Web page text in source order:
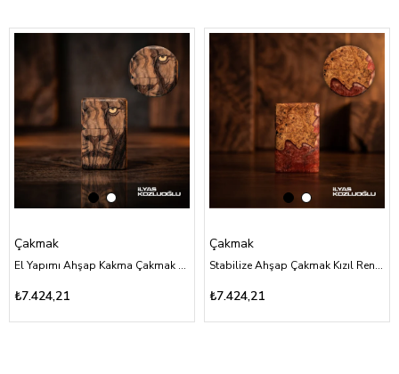
Çakmak
El Yapımı Ahşap Kakma Çakmak Aslan Figürlü Özel Tasarım
₺7.424,21
Çakmak
Stabilize Ahşap Çakmak Kızıl Renk Özel Tasarım
₺7.424,21